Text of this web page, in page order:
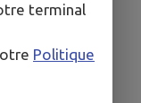
lieux
terminal
Politique